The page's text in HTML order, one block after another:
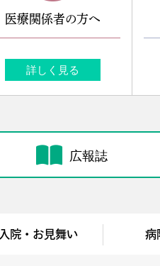
医療関係者の方へ
詳しく見る
広報誌
入院・お見舞い 病